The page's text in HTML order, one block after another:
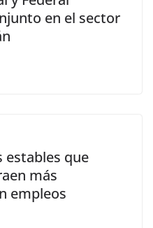
en el sector
estables que
más
empleos